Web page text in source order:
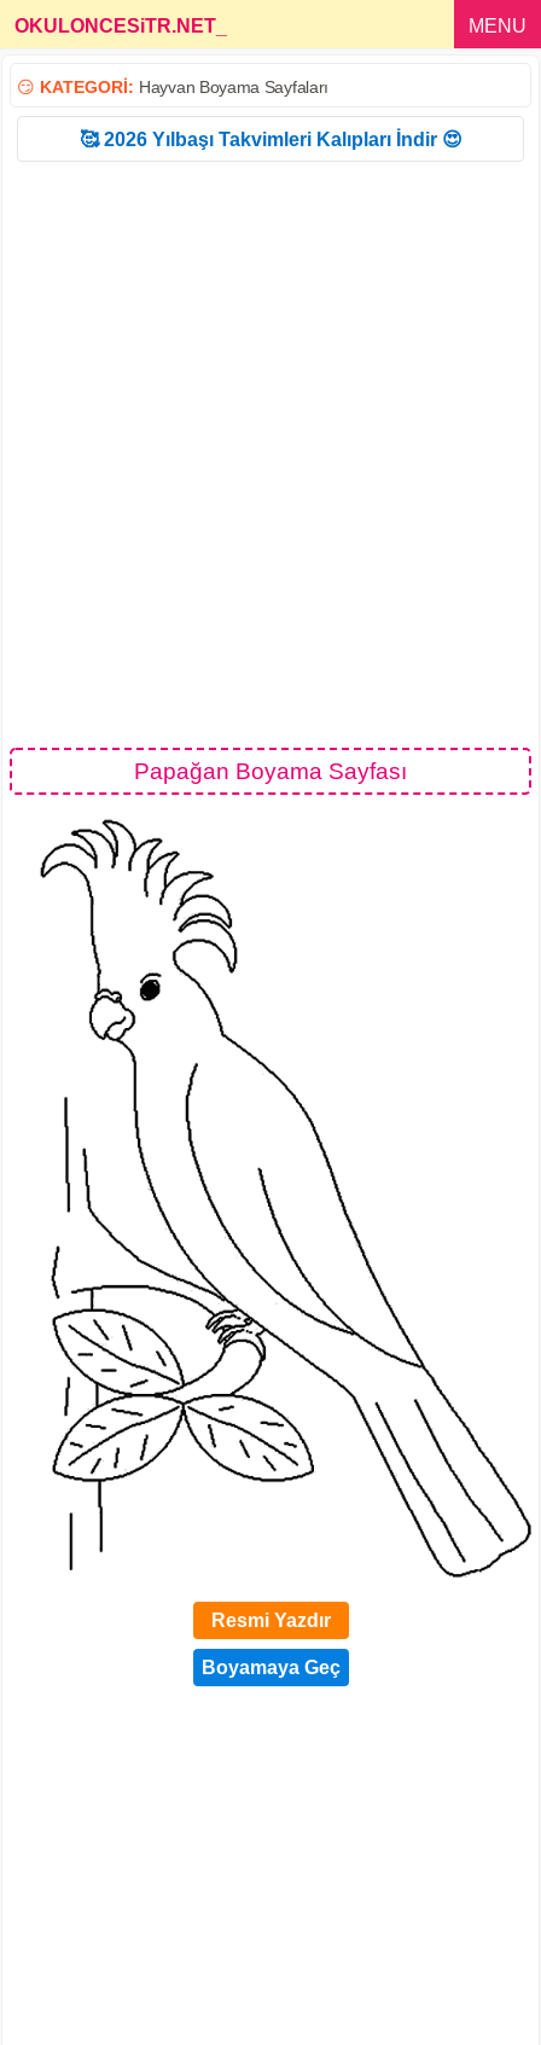
OKULONCESiTR.NET MENU
😏 KATEGORİ: Hayvan Boyama Sayfaları
🥰 2026 Yılbaşı Takvimleri Kalıpları İndir 😍
Papağan Boyama Sayfası
Resmi Yazdır